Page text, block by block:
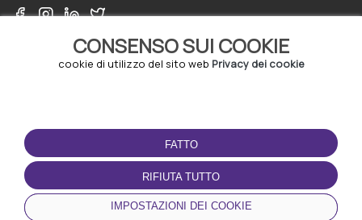
CONSENSO SUI COOKIE
cookie di utilizzo del sito web Privacy dei cookie
FATTO
RIFIUTA TUTTO
IMPOSTAZIONI DEI COOKIE
CONDIZIONI D'USO
Termini e Condizioni
Politica sulla riservatezza
Gestione dei Cookie
SCARICA L'APP